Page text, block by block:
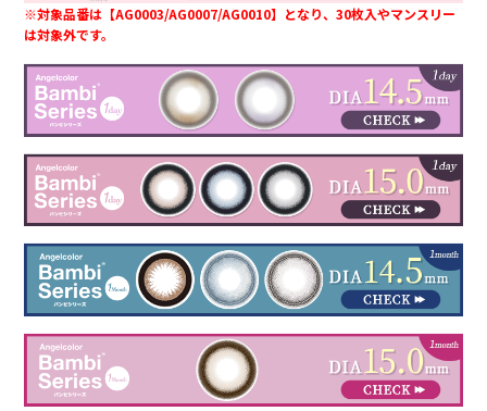
※対象品番は【AG0003/AG0007/AG0010】となり、30枚入やマンスリー
は対象外です。